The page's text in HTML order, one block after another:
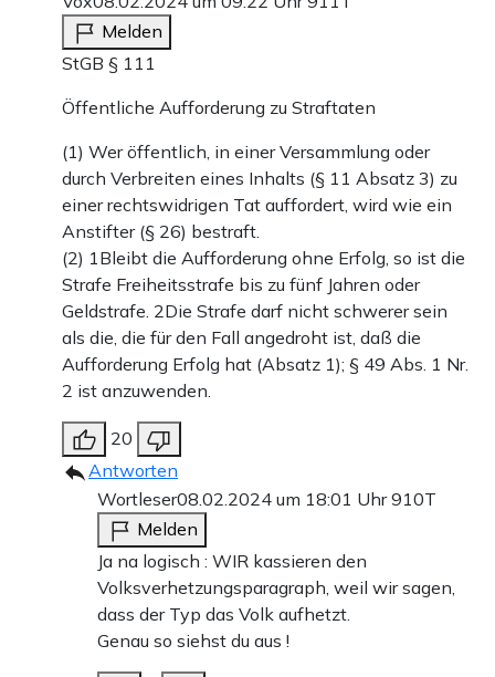
Melden
StGB § 111
Öffentliche Aufforderung zu Straftaten
(1) Wer öffentlich, in einer Versammlung oder
durch Verbreiten eines Inhalts (§ 11 Absatz 3) zu
einer rechtswidrigen Tat auffordert, wird wie ein
Anstifter (§ 26) bestraft.
(2) 1Bleibt die Aufforderung ohne Erfolg, so ist die
Strafe Freiheitsstrafe bis zu fünf Jahren oder
Geldstrafe. 2Die Strafe darf nicht schwerer sein
als die, die für den Fall angedroht ist, daß die
Aufforderung Erfolg hat (Absatz 1); § 49 Abs. 1 Nr.
2 ist anzuwenden.
20
Antworten
Wortleser08.02.2024 um 18:01 Uhr910T
Melden
Ja na logisch : WIR kassieren den
Volksverhetzungsparagraph, weil wir sagen,
dass der Typ das Volk aufhetzt.
Genau so siehst du aus !